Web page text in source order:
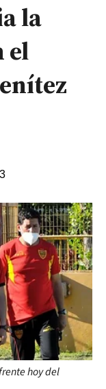
la
el
hoy del